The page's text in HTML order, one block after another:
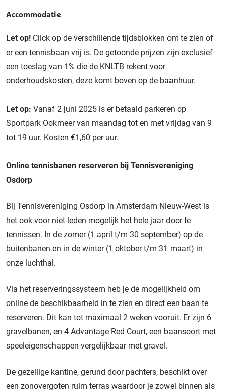
Accommodatie
Let op! Click op de verschillende tijdsblokken om te zien of
er een tennisbaan vrij is. De getoonde prijzen zijn exclusief
een toeslag van 1% die de KNLTB rekent voor
onderhoudskosten, deze komt boven op de baanhuur.
Let op: Vanaf 2 juni 2025 is er betaald parkeren op
Sportpark Ookmeer van maandag tot en met vrijdag van 9
tot 19 uur. Kosten €1,60 per uur.
Online tennisbanen reserveren bij Tennisvereniging
Osdorp
Bij Tennisvereniging Osdorp in Amsterdam Nieuw-West is
het ook voor niet-leden mogelijk het hele jaar door te
tennissen. In de zomer (1 april t/m 30 september) op de
buitenbanen en in de winter (1 oktober t/m 31 maart) in
onze luchthal.
Via het reserveringssysteem heb je de mogelijkheid om
online de beschikbaarheid in te zien en direct een baan te
reserveren. Dit kan tot maximaal 2 weken vooruit. Er zijn 6
gravelbanen, en 4 Advantage Red Court, een baansoort met
speeleigenschappen vergelijkbaar met gravel.
De gezellige kantine, gerund door pachters, beschikt over
een zonovergoten ruim terras waardoor je zowel binnen als